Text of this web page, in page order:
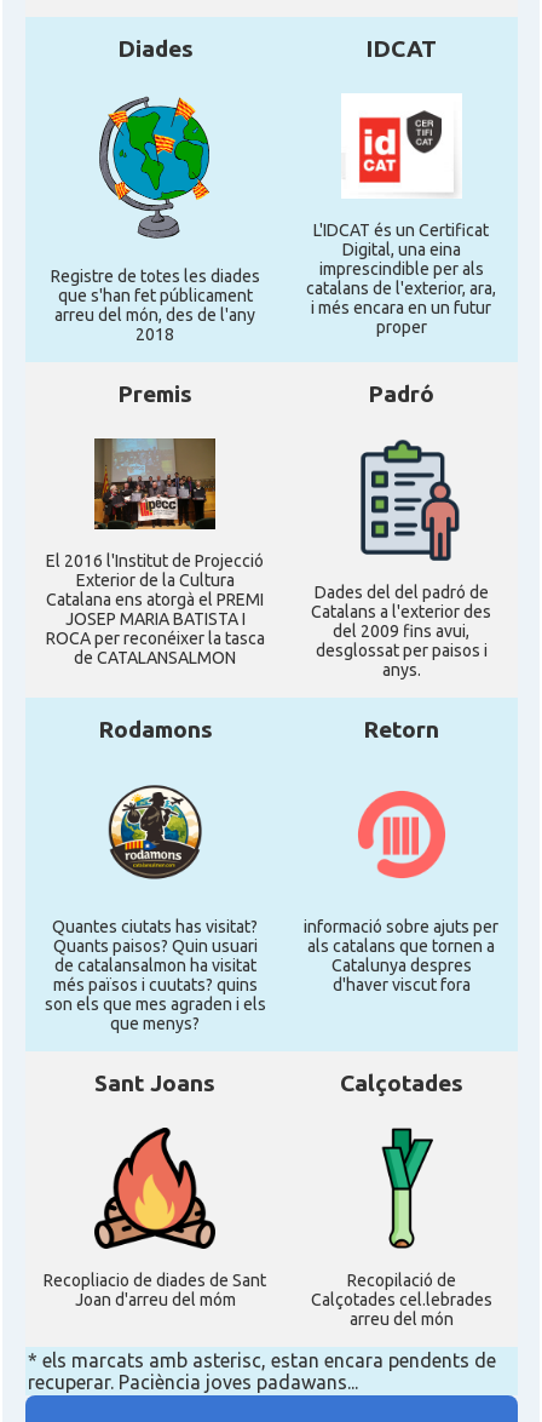
Diades
Registre de totes les diades
que s'han fet públicament
arreu del món, des de l'any
2018
IDCAT
L'IDCAT és un Certificat
Digital, una eina
imprescindible per als
catalans de l'exterior, ara,
i més encara en un futur
proper
Premis
El 2016 l'Institut de Projecció
Exterior de la Cultura
Catalana ens atorgà el PREMI
JOSEP MARIA BATISTA I
ROCA per reconéixer la tasca
de CATALANSALMON
Padró
Dades del del padró de
Catalans a l'exterior des
del 2009 fins avui,
desglossat per paisos i
anys.
Rodamons
Quantes ciutats has visitat?
Quants paisos? Quin usuari
de catalansalmon ha visitat
més països i cuutats? quins
son els que mes agraden i els
que menys?
Retorn
informació sobre ajuts per
als catalans que tornen a
Catalunya despres
d'haver viscut fora
Sant Joans
Recopliacio de diades de Sant
Joan d'arreu del móm
Calçotades
Recopilació de
Calçotades cel.lebrades
arreu del món
* els marcats amb asterisc, estan encara pendents de
recuperar. Paciència joves padawans...